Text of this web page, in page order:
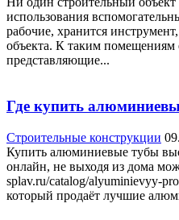
использования
рабочие, хранится
объекта. К таким помещениям
представляющие...
Где купить
Строительные конструкции
Купить алюминиевые тубы
онлайн, не выходя из дома
splav.ru/catalog/alyuminievyy-
который продаёт лучшие